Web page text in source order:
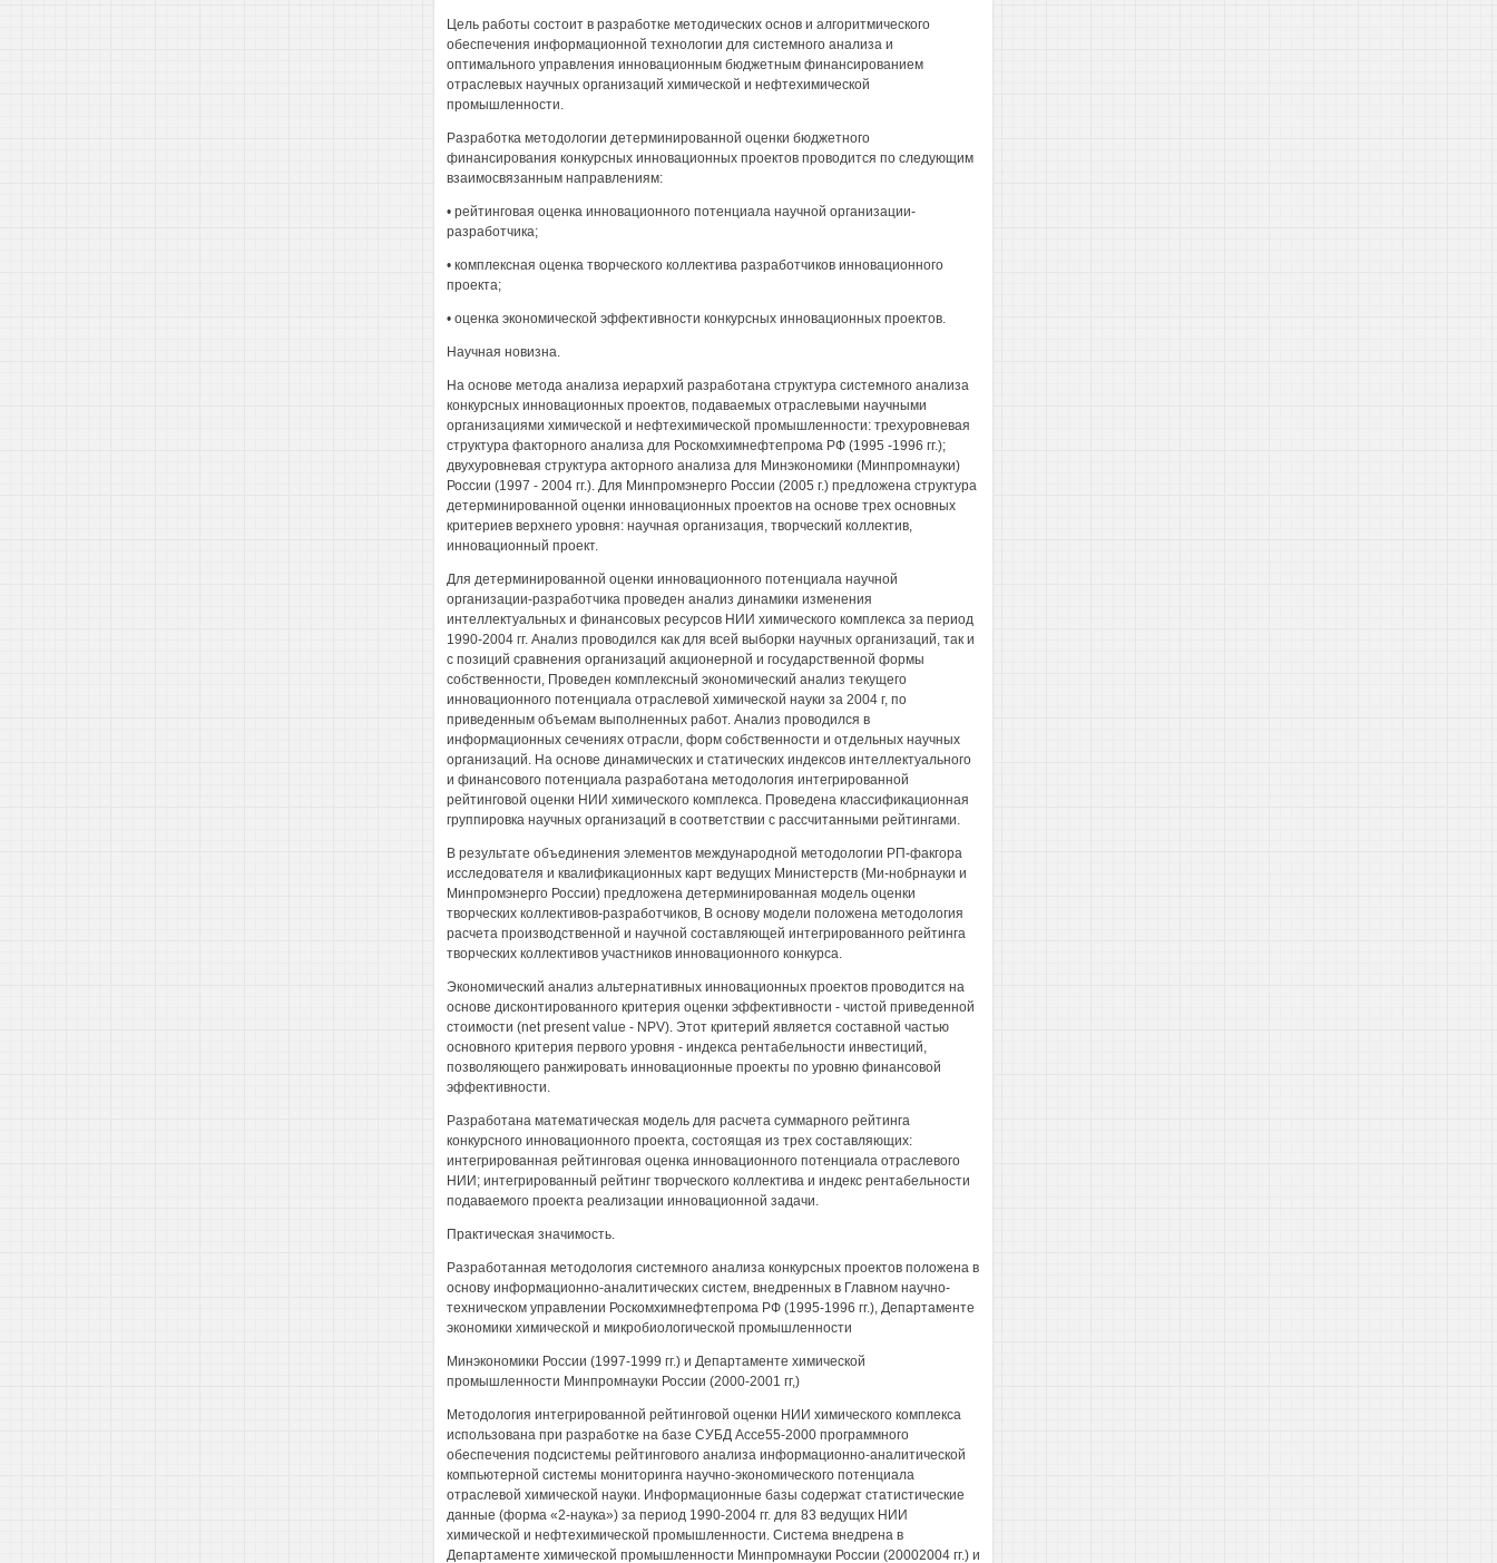
Цель работы состоит в разработке методических основ и алгоритмического
обеспечения информационной технологии для системного анализа и
оптимального управления инновационным бюджетным финансированием
отраслевых научных организаций химической и нефтехимической
промышленности.
Разработка методологии детерминированной оценки бюджетного
финансирования конкурсных инновационных проектов проводится по следующим
взаимосвязанным направлениям:
• рейтинговая оценка инновационного потенциала научной организации-
разработчика;
• комплексная оценка творческого коллектива разработчиков инновационного
проекта;
• оценка экономической эффективности конкурсных инновационных проектов.
Научная новизна.
На основе метода анализа иерархий разработана структура системного анализа
конкурсных инновационных проектов, подаваемых отраслевыми научными
организациями химической и нефтехимической промышленности: трехуровневая
структура факторного анализа для Роскомхимнефтепрома РФ (1995 -1996 гг.);
двухуровневая структура акторного анализа для Минэкономики (Минпромнауки)
России (1997 - 2004 гг.). Для Минпромэнерго России (2005 г.) предложена структура
детерминированной оценки инновационных проектов на основе трех основных
критериев верхнего уровня: научная организация, творческий коллектив,
инновационный проект.
Для детерминированной оценки инновационного потенциала научной
организации-разработчика проведен анализ динамики изменения
интеллектуальных и финансовых ресурсов НИИ химического комплекса за период
1990-2004 гг. Анализ проводился как для всей выборки научных организаций, так и
с позиций сравнения организаций акционерной и государственной формы
собственности, Проведен комплексный экономический анализ текущего
инновационного потенциала отраслевой химической науки за 2004 г, по
приведенным объемам выполненных работ. Анализ проводился в
информационных сечениях отрасли, форм собственности и отдельных научных
организаций. На основе динамических и статических индексов интеллектуального
и финансового потенциала разработана методология интегрированной
рейтинговой оценки НИИ химического комплекса. Проведена классификационная
группировка научных организаций в соответствии с рассчитанными рейтингами.
В результате объединения элементов международной методологии РП-факгора
исследователя и квалификационных карт ведущих Министерств (Ми-нобрнауки и
Минпромэнерго России) предложена детерминированная модель оценки
творческих коллективов-разработчиков, В основу модели положена методология
расчета производственной и научной составляющей интегрированного рейтинга
творческих коллективов участников инновационного конкурса.
Экономический анализ альтернативных инновационных проектов проводится на
основе дисконтированного критерия оценки эффективности - чистой приведенной
стоимости (net present value - NPV). Этот критерий является составной частью
основного критерия первого уровня - индекса рентабельности инвестиций,
позволяющего ранжировать инновационные проекты по уровню финансовой
эффективности.
Разработана математическая модель для расчета суммарного рейтинга
конкурсного инновационного проекта, состоящая из трех составляющих:
интегрированная рейтинговая оценка инновационного потенциала отраслевого
НИИ; интегрированный рейтинг творческого коллектива и индекс рентабельности
подаваемого проекта реализации инновационной задачи.
Практическая значимость.
Разработанная методология системного анализа конкурсных проектов положена в
основу информационно-аналитических систем, внедренных в Главном научно-
техническом управлении Роскомхимнефтепрома РФ (1995-1996 гг.), Департаменте
экономики химической и микробиологической промышленности
Минэкономики России (1997-1999 гг.) и Департаменте химической
промышленности Минпромнауки России (2000-2001 гг,)
Методология интегрированной рейтинговой оценки НИИ химического комплекса
использована при разработке на базе СУБД Ассе55-2000 программного
обеспечения подсистемы рейтингового анализа информационно-аналитической
компьютерной системы мониторинга научно-экономического потенциала
отраслевой химической науки. Информационные базы содержат статистические
данные (форма «2-наука») за период 1990-2004 гг. для 83 ведущих НИИ
химической и нефтехимической промышленности. Система внедрена в
Департаменте химической промышленности Минпромнауки России (20002004 гг.) и